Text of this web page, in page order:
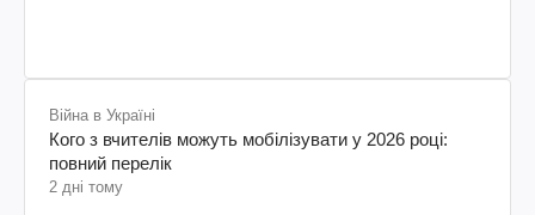
Війна в Україні
Кого з вчителів можуть мобілізувати у 2026 році:
повний перелік
2 дні тому